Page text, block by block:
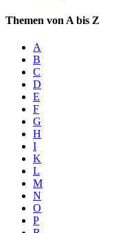
Themen von A bis Z
A
B
C
D
E
F
G
H
I
K
L
M
N
O
P